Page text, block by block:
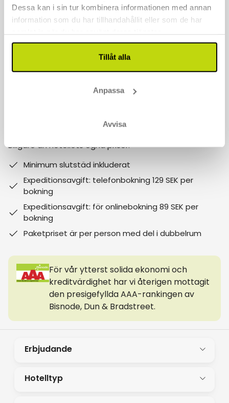
Dessa kan i sin tur kombinera informationen med annan
information som du har tillhandahållit eller som de har
Tillåt alla
Anpassa
Avvisa
kontakt@risskov.se
Lördag - Söndag: 10-15
Billgare än hotellets egna priser.
Minimum slutstäd inkluderat
Expeditionsavgift: telefonbokning 129 SEK per
bokning
Expeditionsavgift: för onlinebokning 89 SEK per
bokning
Paketpriset är per person med del i dubbelrum
För vår ytterst solida ekonomi och
kreditvärdighet har vi återigen mottagit
den presigefyllda AAA-rankingen av
Bisnode, Dun & Bradstreet.
Erbjudande
Hotelltyp